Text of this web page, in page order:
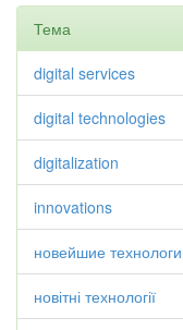
Тема
digital services
digital technologies
digitalization
innovations
новейшие
новітні технології